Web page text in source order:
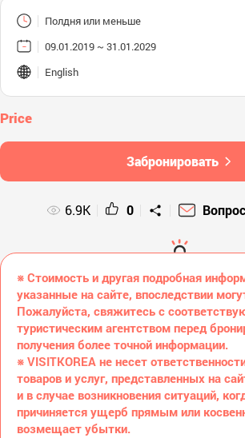
Полдня или меньше
09.01.2019 ~ 31.01.2029
English
Забронировать
6.9K 0
※ Стоимость и другая подробная
указанные на сайте, впоследствии
Пожалуйста, свяжитесь с
туристическим агентством перед
получения более точной информации.
※ VISITKOREA не несет
товаров и услуг, представленных на
и в случае возникновения ситуаций,
причиняется ущерб прямым или
возмещает убытки.